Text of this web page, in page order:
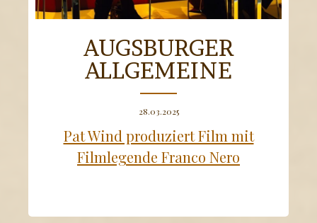
produziert Film mit
Franco Nero
München:
& Michael